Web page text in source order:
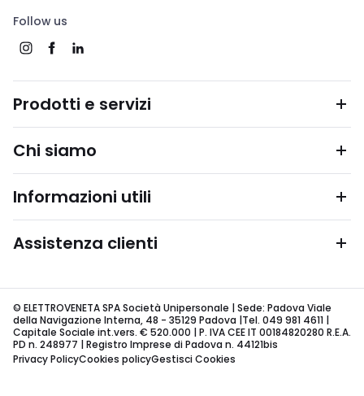
Follow us
Prodotti e servizi
Chi siamo
Informazioni utili
Assistenza clienti
© ELETTROVENETA SPA Società Unipersonale | Sede: Padova Viale
della Navigazione Interna, 48 - 35129 Padova |Tel. 049 981 4611 |
Capitale Sociale int.vers. € 520.000 | P. IVA CEE IT 00184820280 R.E.A.
PD n. 248977 | Registro Imprese di Padova n. 44121bis
Privacy PolicyCookies policyGestisci Cookies